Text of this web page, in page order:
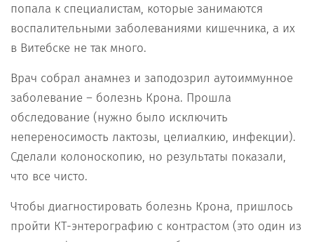
попала к специалистам, которые занимаются
воспалительными заболеваниями кишечника, а их
в Витебске не так много.
Врач собрал анамнез и заподозрил аутоиммунное
заболевание – болезнь Крона. Прошла
обследование (нужно было исключить
непереносимость лактозы, целиалкию, инфекции).
Сделали колоноскопию, но результаты показали,
что все чисто.
Чтобы диагностировать болезнь Крона, пришлось
пройти КТ-энтерографию с контрастом (это один из